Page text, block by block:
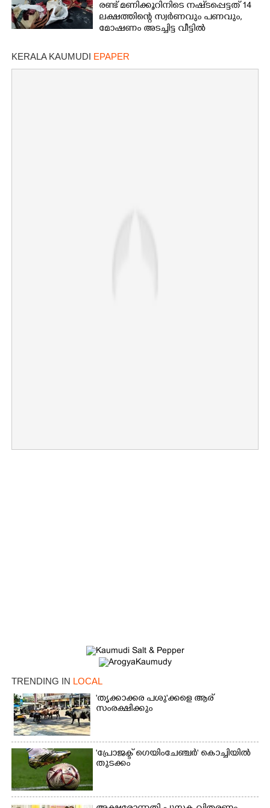
രണ്ട് മണിക്കൂറിനിടെ നഷ്‌ടപ്പെട്ടത് 14
ലക്ഷത്തിന്റെ സ്വർണവും പണവും,
മോഷണം അടച്ചിട്ട വീട്ടിൽ
KERALA KAUMUDI EPAPER
TRENDING IN LOCAL
'തൃക്കാക്കര പശു'ക്കളെ ആര്
സംരക്ഷിക്കും
'പ്രോജക്ട് ഗെയിംചേഞ്ചർ' കൊച്ചിയിൽ
തുടക്കം